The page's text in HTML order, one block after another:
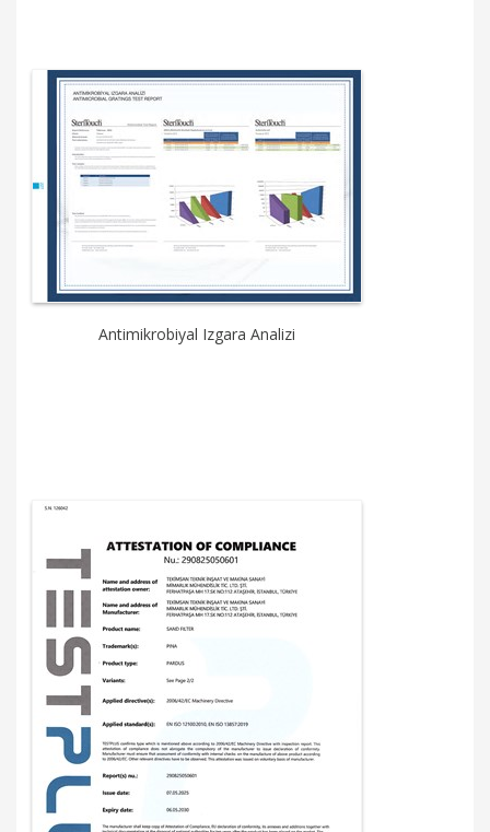
Antimikrobiyal Izgara Analizi